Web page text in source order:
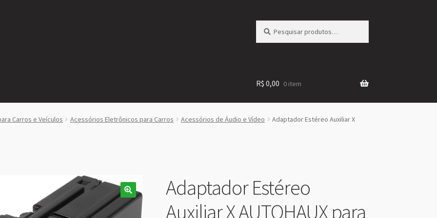
por:
R$ 0,00 0 item
Carros e Veículos Acessórios Eletrônicos para Carros Acessórios de Áudio e Vídeo
Adaptador Estéreo Auxiliar X
Adaptador Estéreo
Auxiliar X AUTOHAUX para